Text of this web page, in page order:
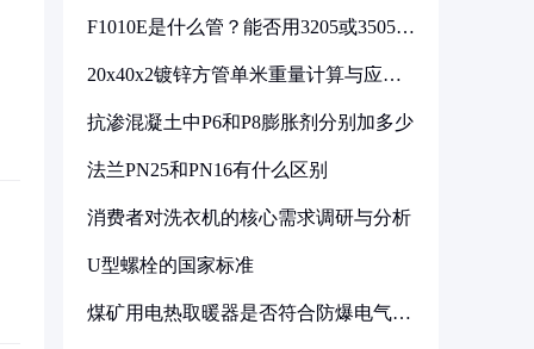
F1010E是什么管？能否用3205或3505代
20x40x2镀锌方管单米重量计算与应用
抗渗混凝土中P6和P8膨胀剂分别加多少
法兰PN25和PN16有什么区别
消费者对洗衣机的核心需求调研与分析
U型螺栓的国家标准
煤矿用电热取暖器是否符合防爆电气设